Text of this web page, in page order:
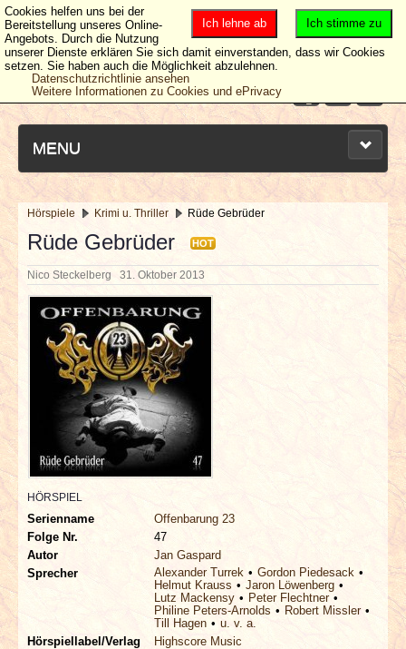
MENU
NEUESTE ARTIKEL
NEWS & DATES
BERICHTE
VERLOSUNGEN
INTERVIEWS
SPECIALS
REDAKTION
LINKS
Hörspiele Krimi u. Thriller Rüde Gebrüder
Rüde Gebrüder HOT
Nico Steckelberg 31. Oktober 2013
HÖRSPIEL
Serienname
Offenbarung 23
Folge Nr.
47
Autor
Jan Gaspard
Sprecher
Alexander Turrek
Gordon Piedesack
Helmut Krauss
Jaron Löwenberg
Lutz Mackensy
Peter Flechtner
Philine Peters-Arnolds
Robert Missler
Till Hagen
u. v. a.
Hörspiellabel/Verlag
Highscore Music
Ich stimme zu
Ich lehne ab
Cookies helfen uns bei der
Bereitstellung unseres Online-
Angebots. Durch die Nutzung
unserer Dienste erklären Sie sich damit einverstanden, dass wir Cookies
setzen. Sie haben auch die Möglichkeit abzulehnen.
Datenschutzrichtlinie ansehen
Weitere Informationen zu Cookies und ePrivacy